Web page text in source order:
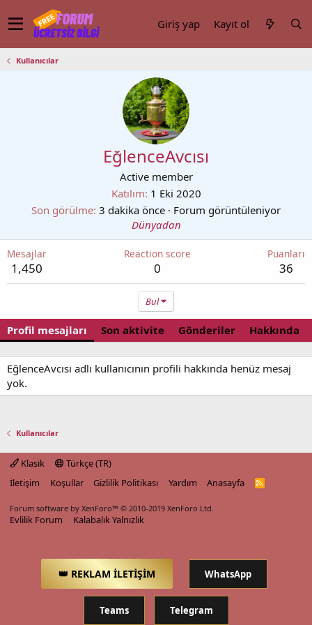
Giriş yap Kayıt ol
Kullanıcılar
EğlenceAvcısı
Active member
Katılım 1 Eki 2020
Son görülme 3 dakika önce · Forum görüntüleniyor
Dünyadan
Mesajlar
1,450
Reaction score
0
Puanları
36
Bul
Profil mesajları Son aktivite Gönderiler Hakkında
EğlenceAvcısı adlı kullanıcının profili hakkında henüz mesaj
yok.
Kullanıcılar
Klasik
Türkçe (TR)
İletişim
Koşullar Gizlilik Politikası Yardım Anasayfa
R
Forum software by XenForo™ © 2010-2019 XenForo Ltd.
Evlilik Forum Kalabalık Yalnızlık
👑 REKLAM İLETİŞİM WhatsApp
Teams Telegram